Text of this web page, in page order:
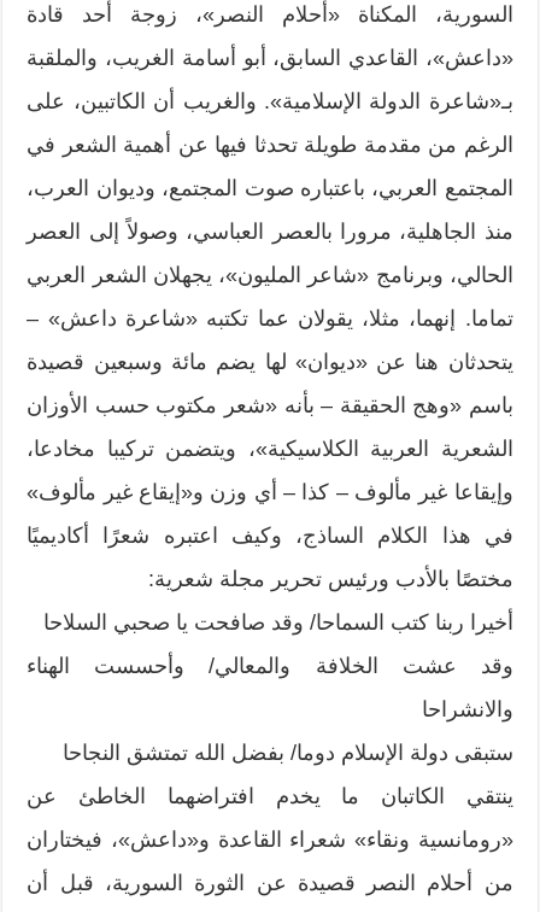
السورية، المكناة «أحلام النصر»، زوجة أحد قادة
«داعش»، القاعدي السابق، أبو أسامة الغريب، والملقبة
بـ«شاعرة الدولة الإسلامية». والغريب أن الكاتبين، على
الرغم من مقدمة طويلة تحدثا فيها عن أهمية الشعر في
المجتمع العربي، باعتباره صوت المجتمع، وديوان العرب،
منذ الجاهلية، مرورا بالعصر العباسي، وصولاً إلى العصر
الحالي، وبرنامج «شاعر المليون»، يجهلان الشعر العربي
تماما. إنهما، مثلا، يقولان عما تكتبه «شاعرة داعش» –
يتحدثان هنا عن «ديوان» لها يضم مائة وسبعين قصيدة
باسم «وهج الحقيقة – بأنه «شعر مكتوب حسب الأوزان
الشعرية العربية الكلاسيكية»، ويتضمن تركيبا مخادعا،
وإيقاعا غير مألوف – كذا – أي وزن و«إيقاع غير مألوف»
في هذا الكلام الساذج، وكيف اعتبره شعرًا أكاديميًا
مختصًا بالأدب ورئيس تحرير مجلة شعرية:
أخيرا ربنا كتب السماحا/ وقد صافحت يا صحبي السلاحا
وقد عشت الخلافة والمعالي/ وأحسست الهناء
والانشراحا
ستبقى دولة الإسلام دوما/ بفضل الله تمتشق النجاحا
ينتقي الكاتبان ما يخدم افتراضهما الخاطئ عن
«رومانسية ونقاء» شعراء القاعدة و«داعش»، فيختاران
من أحلام النصر قصيدة عن الثورة السورية، قبل أن